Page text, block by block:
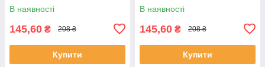
В наявності
145,60 ₴ 208 ₴
Купити
В наявності
145,60 ₴ 208 ₴
Купити